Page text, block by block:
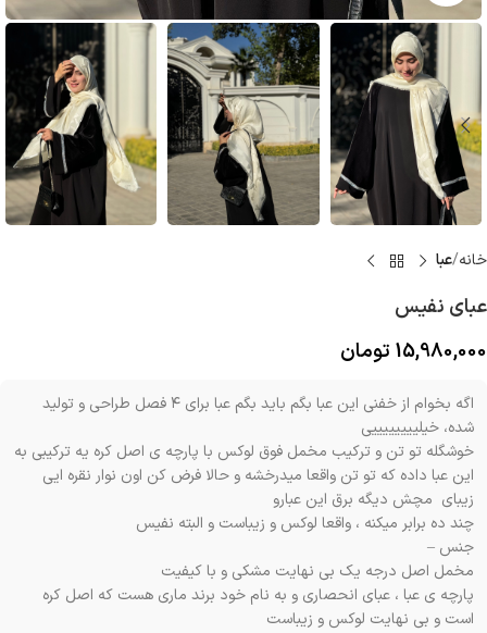
خانه عبا
عبای نفیس
15,980,000 تومان
اگه بخوام از خفنی این عبا بگم باید بگم عبا برای ۴ فصل طراحی و تولید
شده، خیلییییییییی
خوشگله تو تن و ترکیب مخمل فوق لوکس با پارچه ی اصل کره یه ترکیبی به
این عبا داده که تو تن واقعا میدرخشه و حالا فرض کن اون نوار نقره ایی
زیبای مچش دیگه برق این عبارو
چند ده برابر میکنه ، واقعا لوکس و زیباست و البته نفیس
جنس –
مخمل اصل درجه یک بی نهایت مشکی و با کیفیت
پارچه ی عبا ، عبای انحصاری و به نام خود برند ماری هست که اصل کره
است و بی نهایت لوکس و زیباست